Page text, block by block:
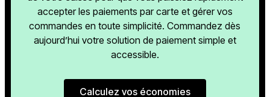
accepter les paiements par carte et gérer vos
commandes en toute simplicité. Commandez dès
aujourd’hui votre solution de paiement simple et
accessible.
Calculez vos économies
Calculez vos économies